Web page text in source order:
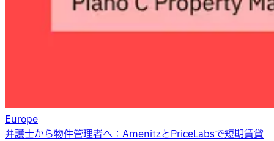
Europe
弁護士から物件管理者へ：AmenitzとPriceLabsで短期賃貸